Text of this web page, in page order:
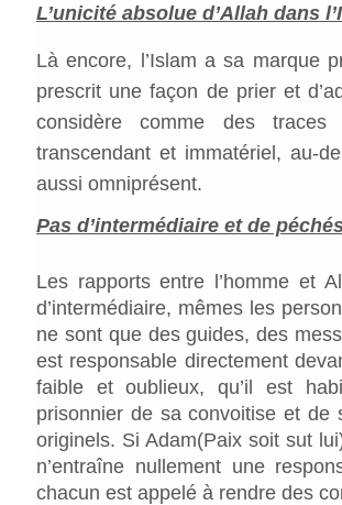
L’unicité absolue d’Allah dans
Là encore, l’Islam a sa marque
prescrit une façon de prier et
considère comme des
transcendant et immatériel, au-
aussi omniprésent.
Pas d’intermédiaire et de
Les rapports entre l’homme et
d’intermédiaire, mêmes les
ne sont que des guides, des
est responsable directement
faible et oublieux, qu’il est
prisonnier de sa convoitise et de
originels. Si Adam(Paix soit sut
n’entraîne nullement une
chacun est appelé à rendre des